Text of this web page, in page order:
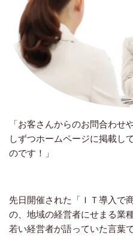
「お客さんからのお問合わ
しずつホームページに掲載し
のです！」
先日開催された「ＩＴ導入で
の、地域の経営者にせまる業
若い経営者が語っていた言葉で